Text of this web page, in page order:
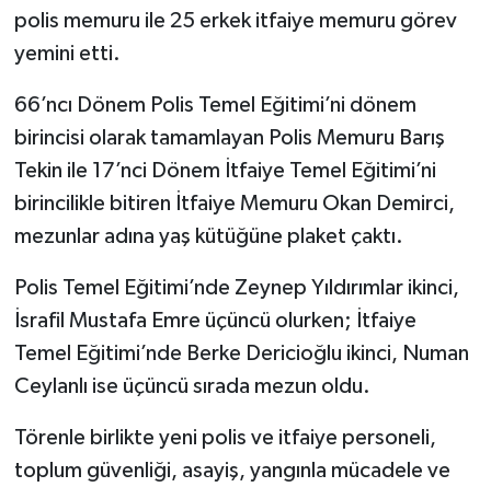
polis memuru ile 25 erkek itfaiye memuru görev
yemini etti.
66’ncı Dönem Polis Temel Eğitimi’ni dönem
birincisi olarak tamamlayan Polis Memuru Barış
Tekin ile 17’nci Dönem İtfaiye Temel Eğitimi’ni
birincilikle bitiren İtfaiye Memuru Okan Demirci,
mezunlar adına yaş kütüğüne plaket çaktı.
Polis Temel Eğitimi’nde Zeynep Yıldırımlar ikinci,
İsrafil Mustafa Emre üçüncü olurken; İtfaiye
Temel Eğitimi’nde Berke Dericioğlu ikinci, Numan
Ceylanlı ise üçüncü sırada mezun oldu.
Törenle birlikte yeni polis ve itfaiye personeli,
toplum güvenliği, asayiş, yangınla mücadele ve